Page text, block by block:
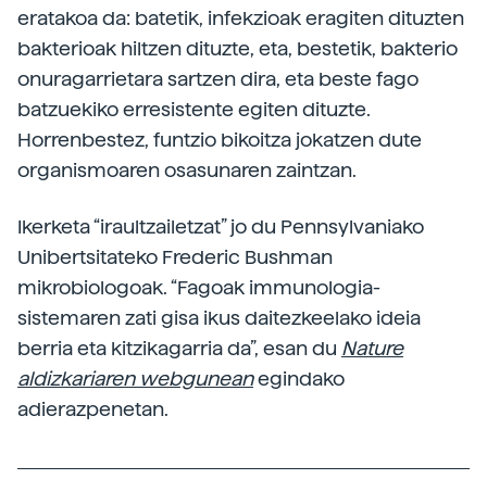
eratakoa da: batetik, infekzioak eragiten dituzten
bakterioak hiltzen dituzte, eta, bestetik, bakterio
onuragarrietara sartzen dira, eta beste fago
batzuekiko erresistente egiten dituzte.
Horrenbestez, funtzio bikoitza jokatzen dute
organismoaren osasunaren zaintzan.
Ikerketa “iraultzailetzat” jo du Pennsylvaniako
Unibertsitateko Frederic Bushman
mikrobiologoak. “Fagoak immunologia-
sistemaren zati gisa ikus daitezkeelako ideia
berria eta kitzikagarria da”, esan du Nature
aldizkariaren webguneanegindako
adierazpenetan.